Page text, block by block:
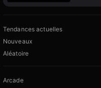
Tendances actuelles
Nouveaux
Aléatoire
Arcade